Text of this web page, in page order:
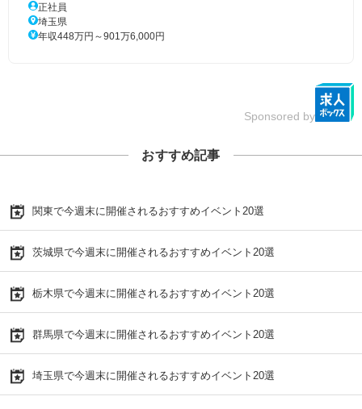
正社員
埼玉県
年収448万円～901万6,000円
Sponsored by
おすすめ記事
関東で今週末に開催されるおすすめイベント20選
茨城県で今週末に開催されるおすすめイベント20選
栃木県で今週末に開催されるおすすめイベント20選
群馬県で今週末に開催されるおすすめイベント20選
埼玉県で今週末に開催されるおすすめイベント20選